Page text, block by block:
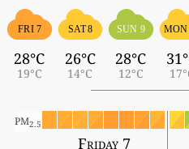
FRI 7
28°C
19°C
SAT 8
26°C
14°C
SUN 9
28°C
12°C
MON
PM2.5
Friday 7